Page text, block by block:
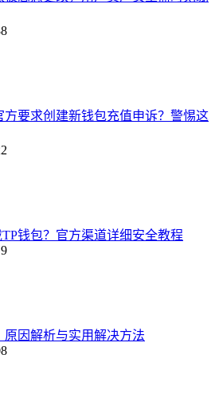
方要求创建新钱包充值申诉？警惕这
钱包？官方渠道详细安全教程
原因解析与实用解决方法